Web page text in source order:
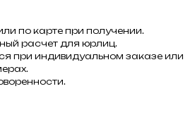
по карте при получении.
расчет для юрлиц.
при индивидуальном заказе или